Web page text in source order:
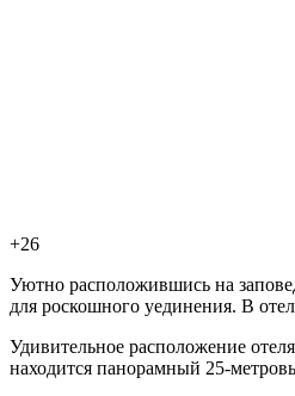
+26
Уютно расположившись на
для роскошного уединения. В
Удивительное расположение
находится панорамный 25-